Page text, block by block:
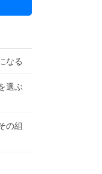
なる
選ぶ
の組